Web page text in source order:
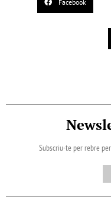
Facebook
Subscriu-te per rebre